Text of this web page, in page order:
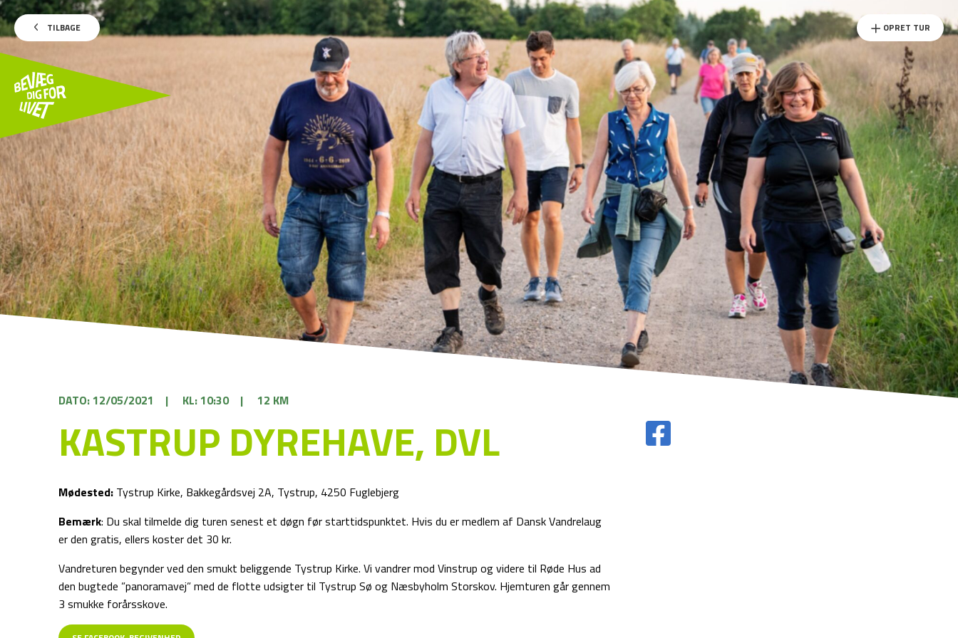
TILBAGE OPRET TUR
DATO: 12/05/2021 | KL: 10:30 | 12 KM
KASTRUP DYREHAVE, DVL
Mødested: Tystrup Kirke, Bakkegårdsvej 2A, Tystrup, 4250 Fuglebjerg
Bemærk: Du skal tilmelde dig turen senest et døgn før starttidspunktet. Hvis du er medlem af Dansk Vandrelaug
er den gratis, ellers koster det 30 kr.
Vandreturen begynder ved den smukt beliggende Tystrup Kirke. Vi vandrer mod Vinstrup og videre til Røde Hus ad
den bugtede ”panoramavej” med de flotte udsigter til Tystrup Sø og Næsbyholm Storskov. Hjemturen går gennem
3 smukke forårsskove.